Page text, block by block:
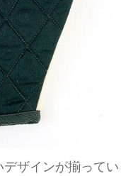
ザインが揃ってい